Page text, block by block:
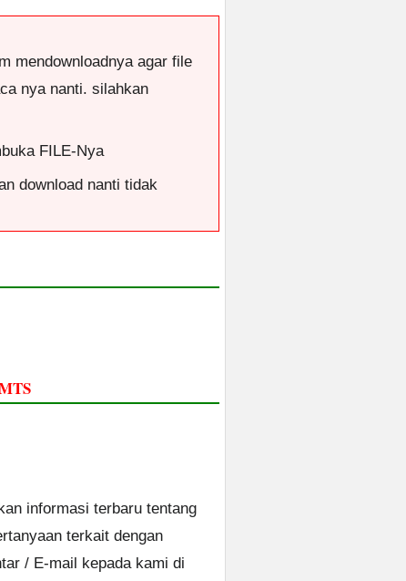
mendownloadnya agar file
nya nanti. silahkan
FILE-Nya
download nanti tidak
informasi terbaru tentang
terkait dengan
/ E-mail kepada kami di